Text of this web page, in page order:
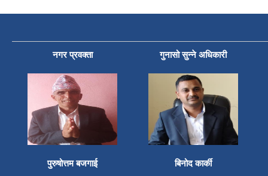
नगर प्रवक्ता गुनासो सुन्ने अधिकारी
पुरुषोत्तम बजगाई बिनोद कार्की